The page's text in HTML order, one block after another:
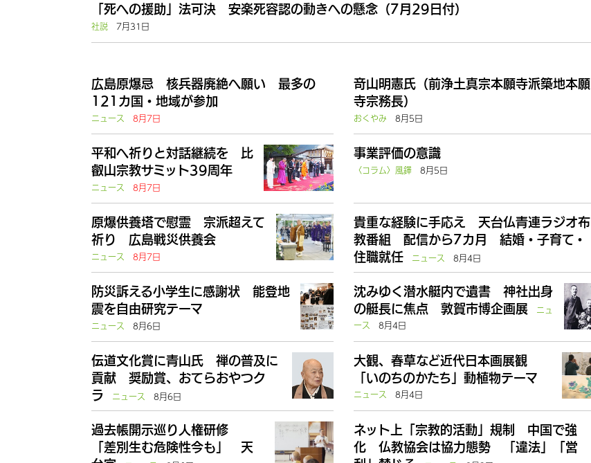
「死への援助」法可決 安楽死容認の動きへの懸念（7月29日付）
社説
7月31日
広島原爆忌 核兵器廃絶へ願い 最多の
121カ国・地域が参加
ニュース
8月7日
平和へ祈りと対話継続を 比
叡山宗教サミット39周年
ニュース
8月7日
原爆供養塔で慰霊 宗派超えて
祈り 広島戦災供養会
ニュース
8月7日
防災訴える小学生に感謝状 能登地
震を自由研究テーマ
ニュース
8月6日
伝道文化賞に青山氏 禅の普及に
貢献 奨励賞、おてらおやつク
ラ
ニュース 8月6日
過去帳開示巡り人権研修
「差別生む危険性今も」 天
竒山明憲氏（前浄土真宗本願寺派築地本願
寺宗務長）
おくやみ
8月5日
事業評価の意識
〈コラム〉風鐸
8月5日
貴重な経験に手応え 天台仏青連ラジオ布
教番組 配信から7カ月 結婚・子育て・
住職就任
ニュース 8月4日
沈みゆく潜水艇内で遺書 神社出身
の艇長に焦点 敦賀市博企画展
ニュ
ース
8月4日
大観、春草など近代日本画展観
「いのちのかたち」動植物テーマ
ニュース
8月4日
ネット上「宗教的活動」規制 中国で強
化 仏教協会は協力態勢 「違法」「営